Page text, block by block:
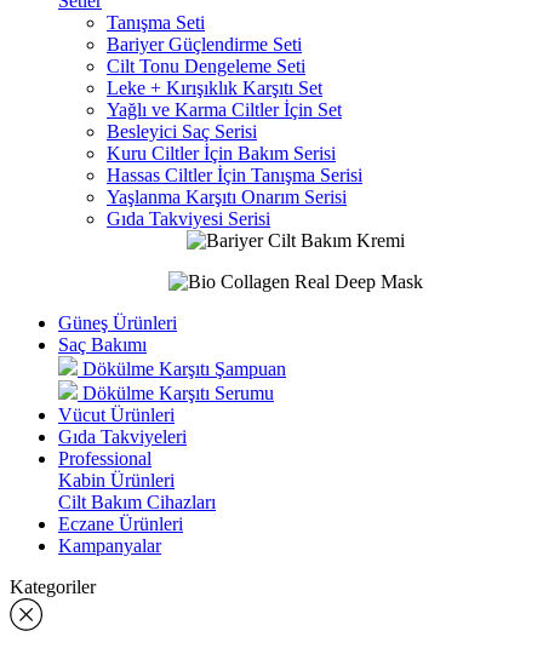
Tanışma Seti
Bariyer Güçlendirme Seti
Cilt Tonu Dengeleme Seti
Leke + Kırışıklık Karşıtı Set
Yağlı ve Karma Ciltler İçin Set
Besleyici Saç Serisi
Kuru Ciltler İçin Bakım Serisi
Hassas Ciltler İçin Tanışma Serisi
Yaşlanma Karşıtı Onarım Serisi
Gıda Takviyesi Serisi
Güneş Ürünleri
Saç Bakımı
Dökülme Karşıtı Şampuan
Dökülme Karşıtı Serumu
Vücut Ürünleri
Gıda Takviyeleri
Professional
Kabin Ürünleri
Cilt Bakım Cihazları
Eczane Ürünleri
Kampanyalar
Kategoriler